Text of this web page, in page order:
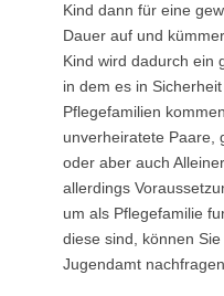
Kind dann für eine
Dauer auf und
Kind wird dadurch ein
in dem es in
Pflegefamilien
unverheiratete Paare,
oder aber auch
allerdings
um als Pflegefamilie
diese sind, können
Jugendamt